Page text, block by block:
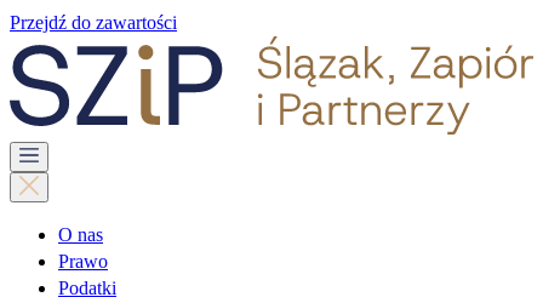
Przejdź do zawartości
O nas
Prawo
Podatki